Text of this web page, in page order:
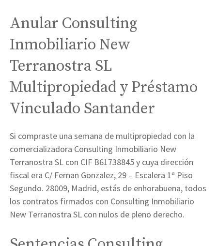
Anular Consulting
Inmobiliario New
Terranostra SL
Multipropiedad y Préstamo
Vinculado Santander
Si compraste una semana de multipropiedad con la
comercializadora Consulting Inmobiliario New
Terranostra SL con CIF B61738845 y cuya dirección
fiscal era C/ Fernan Gonzalez, 29 – Escalera 1ª Piso
Segundo. 28009, Madrid, estás de enhorabuena, todos
los contratos firmados con Consulting Inmobiliario
New Terranostra SL con nulos de pleno derecho.